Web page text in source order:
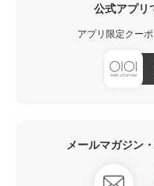
公式アプリ
アプリ限定クー
メールマガジン